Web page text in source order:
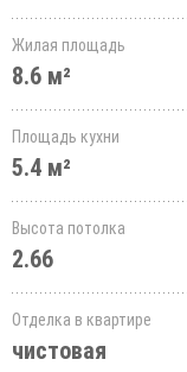
Жилая площадь
8.6 м²
Площадь кухни
5.4 м²
Высота потолка
2.66
Отделка в квартире
чистовая